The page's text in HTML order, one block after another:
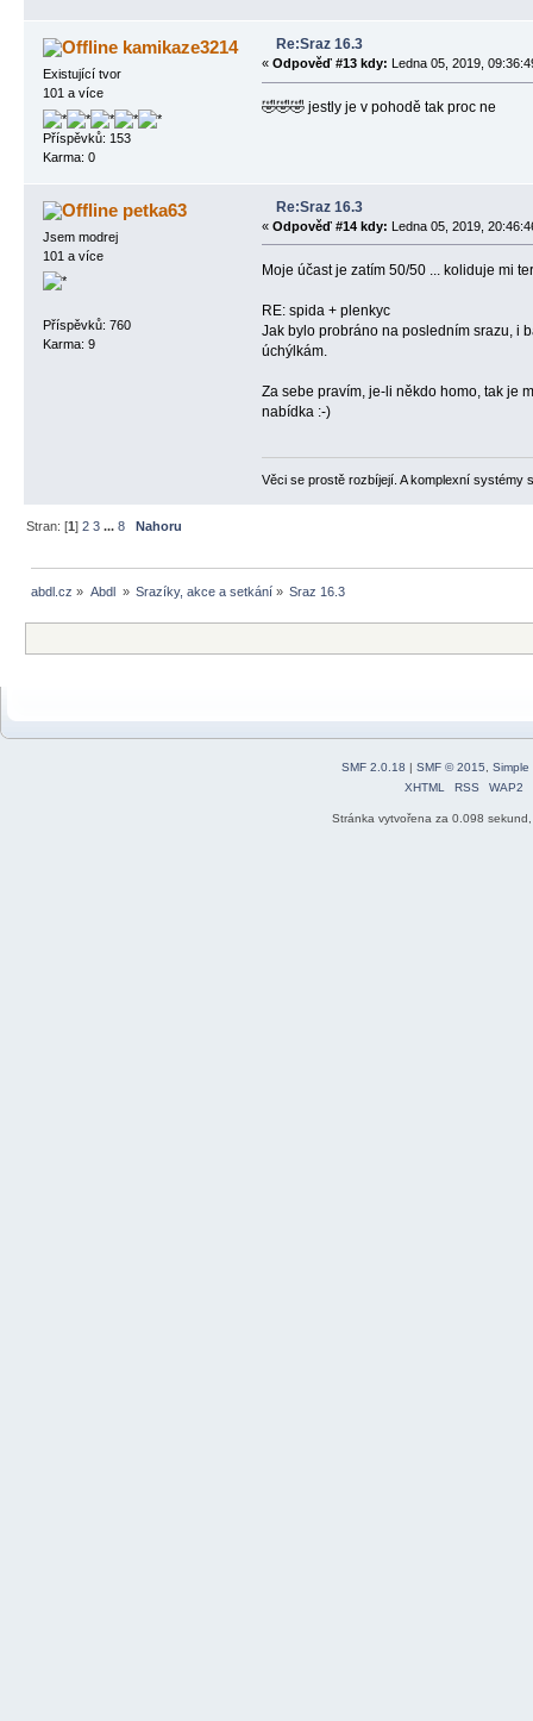
kamikaze3214
Existující tvor
101 a více
Příspěvků: 153
Karma: 0
Re:Sraz 16.3
« Odpověď #13 kdy: Ledna 05, 2019,
🤣🤣🤣 jestly je v pohodě tak proc ne
petka63
Jsem modrej
101 a více
Příspěvků: 760
Karma: 9
Re:Sraz 16.3
« Odpověď #14 kdy: Ledna 05, 2019,
Moje účast je zatím 50/50 ... koliduje mi
RE: spida + plenkyc
Jak bylo probráno na posledním srazu, i
úchýlkám.
Za sebe pravím, je-li někdo homo, tak je
nabídka :-)
Věci se prostě rozbíjejí. A komplexní systémy
Stran: [1]2 3 ...8 Nahoru
abdl.cz » Abdl » Srazíky, akce a setkání» Sraz 16.3
SMF 2.0.18 | SMF © 2015
Simple
XHTML
RSS WAP2
Stránka vytvořena za 0.098